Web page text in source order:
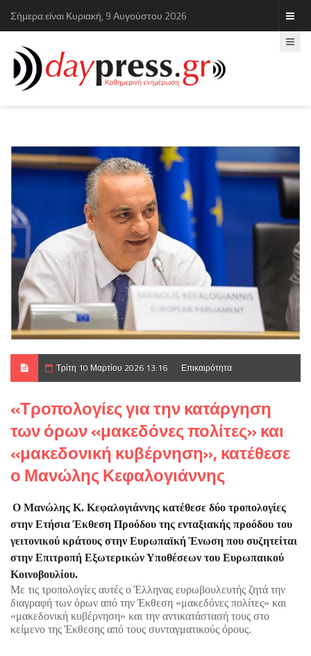
Σήμερα είναι Κυριακή, 9 Αυγούστου 2026
Τρίτη 10 Μαρτίου 2026 13:16 Επικαιρότητα
«Τροπολογίες για την κατάργηση
των όρων «μακεδόνες πολίτες» και
«μακεδονική κυβέρνηση», κατέθεσε
ο Μανώλης Κεφαλογιάννης
Ο Μανώλης Κ. Κεφαλογιάννης κατέθεσε δύο τροπολογίες
στην Ετήσια Έκθεση Προόδου της ενταξιακής προόδου του
γειτονικού κράτους στην Ευρωπαϊκή Ένωση που συζητείται
στην Επιτροπή Εξωτερικών Υποθέσεων του Ευρωπαικού
Κοινοβουλίου.
Με τις τροπολογίες αυτές ο Έλληνας ευρωβουλευτής ζητά την
διαγραφή των όρων από την Έκθεση «μακεδόνες πολίτες» και
«μακεδονική κυβέρνηση» και την αντικατάστασή τους στο
κείμενο της Έκθεσης από τους συνταγματικούς όρους.